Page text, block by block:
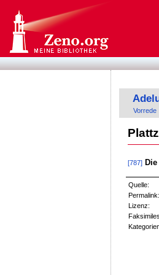
Vorrede
[787]
Quelle:
Permalink:
Lizenz: